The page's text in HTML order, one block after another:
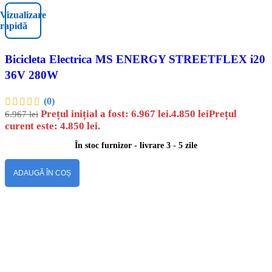
Vizualizare
rapidă
Bicicleta Electrica MS ENERGY STREETFLEX i20
36V 280W
(0)
6.967lei Prețul inițial a fost: 6.967 lei.4.850 leiPrețul
curent este: 4.850 lei.
În stoc furnizor - livrare 3 - 5 zile
ADAUGĂ ÎN COȘ